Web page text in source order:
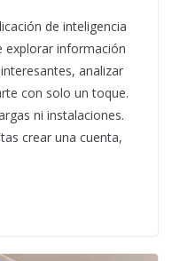
de inteligencia
explorar información
analizar
con solo un toque.
ni instalaciones.
crear una cuenta,